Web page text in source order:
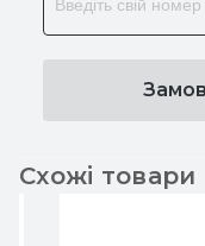
Схожі товари